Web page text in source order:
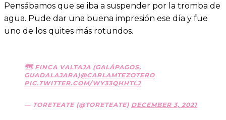
Pensábamos que se iba a suspender por la tromba de
agua. Pude dar una buena impresión ese día y fue
uno de los quites más rotundos.
🗺 FINCA VALTAJA (GALÁPAGOS,
GUADALAJARA)@CARLAMTEZOTERO
PIC.TWITTER.COM/WY33QHHTLJ
— TORETEATE (@TORETEATE) DECEMBER 3, 2021